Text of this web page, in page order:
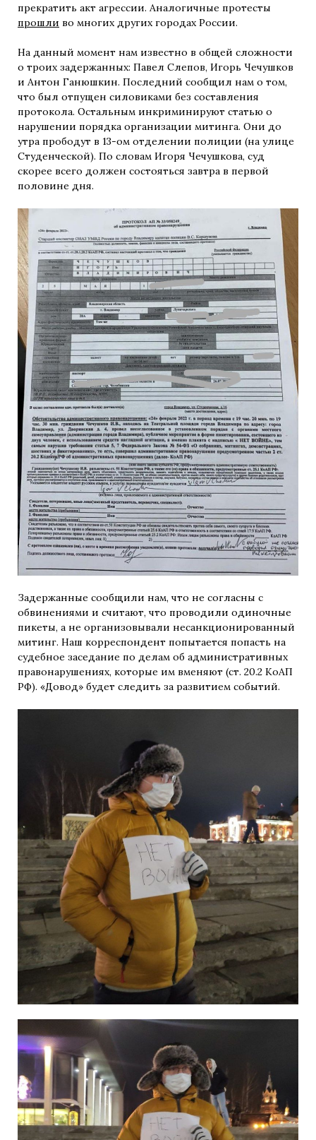
прекратить акт агрессии. Аналогичные протесты
прошли во многих других городах России.
На данный момент нам известно в общей сложности
о троих задержанных: Павел Слепов, Игорь Чечушков
и Антон Ганюшкин. Последний сообщил нам о том,
что был отпущен силовиками без составления
протокола. Остальным инкриминируют статью о
нарушении порядка организации митинга. Они до
утра прободут в 13-ом отделении полиции (на улице
Студенческой). По словам Игоря Чечушкова, суд
скорее всего должен состояться завтра в первой
половине дня.
Задержанные сообщили нам, что не согласны с
обвинениями и считают, что проводили одиночные
пикеты, а не организовывали несанкционированный
митинг. Наш корреспондент попытается попасть на
судебное заседание по делам об административных
правонарушениях, которые им вменяют (ст. 20.2 КоАП
РФ). «Довод» будет следить за развитием событий.